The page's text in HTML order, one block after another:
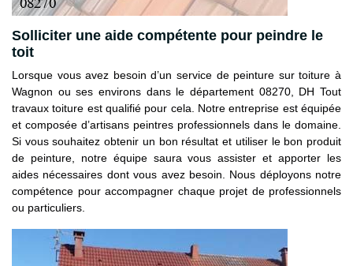
Solliciter une aide compétente pour peindre le
toit
Lorsque vous avez besoin d’un service de peinture sur toiture à
Wagnon ou ses environs dans le département 08270, DH Tout
travaux toiture est qualifié pour cela. Notre entreprise est équipée
et composée d’artisans peintres professionnels dans le domaine.
Si vous souhaitez obtenir un bon résultat et utiliser le bon produit
de peinture, notre équipe saura vous assister et apporter les
aides nécessaires dont vous avez besoin. Nous déployons notre
compétence pour accompagner chaque projet de professionnels
ou particuliers.